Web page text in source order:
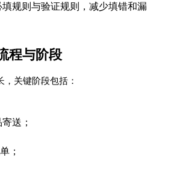
规则与验证规则，减少填错和漏
程与阶段
关键阶段包括：
送；
；